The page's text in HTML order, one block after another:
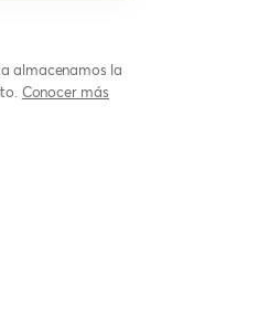
almacenamos la
Conocer más